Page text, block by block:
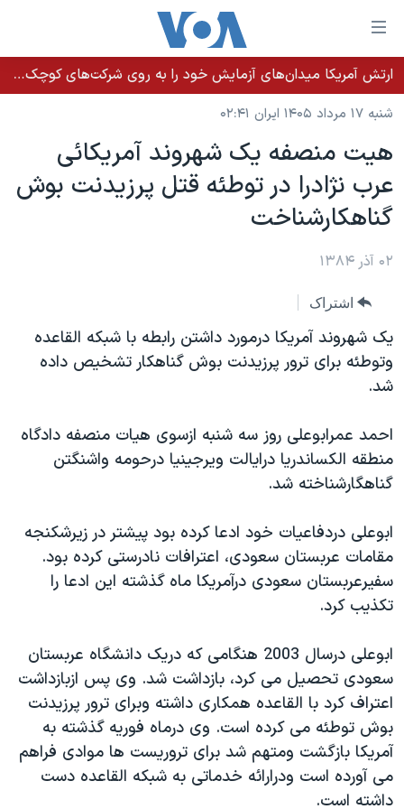
لینکهای
قابل
دسترسی
جهش
محتوای
اصلی
جهش
صفحه
جهش
جستجو
خانه
نسخه سبک وب‌سایت
موضوع ها
ایران
آمریکا
جهان
ویژه برنامه‌ها
ویدیوها
حقوق شهروندی
اقتصادی
اسرائیل در جنگ
گالری عکس
آرشیو پخش زنده
برنامه های تلویزیونی
جدول برنامه ها
صفحه‌های ویژه
۲۵۰سالگی آمریکا
بایگانی برنامه‌های تلویزیونی
انتخابات ریاست جمهوری آمریکا ۲۰۲۴
حمله جمهوری اسلامی به اسرائیل
ورزش زنان در ایران
اعتراضات زن، زندگی، آزادی
مجموعه مستندهای دادخواهی
تریبونال مردمی آبان ۹۸
دادگاه حمید نوری
چهل سال گروگان‌گیری
قانون شفافیت دارائی کادر رهبری ایران
اعتراضات مردمی آبان ۹۸
فرکانس‌های صدای آمریکا
پخش رادیویی
یادگیری زبان انگلیسی
زبانهای مختلف
ارتش آمریکا میدان‌های آزمایش خود را به روی شرکت‌های کوچک می‌گشاید تا تسلیحات سریع‌تر به میدان نبرد برسد
شنبه ۱۷ مرداد ۱۴۰۵ ایران ۰۲:۴۱
هيت منصفه يک شهروند آمريکائی
عرب نژادرا در توطئه قتل پرزيدنت بوش
گناهکارشناخت
۰۲ آذر ۱۳۸۴
اشتراک
يک شهروند آمريکا درمورد داشتن رابطه با شبکه القاعده
وتوطئه برای ترور پرزيدنت بوش گناهکار تشخيص داده
شد.
احمد عمرابوعلی روز سه شنبه ازسوی هيات منصفه دادگاه
منطقه الکساندريا درايالت ويرجينيا درحومه واشنگتن
گناهگارشناخته شد.
ابوعلی دردفاعيات خود ادعا کرده بود پيشتر در زيرشکنجه
مقامات عربستان سعودی، اعترافات نادرستی کرده بود.
سفيرعربستان سعودی درآمريکا ماه گذشته اين ادعا را
تکذيب کرد.
ابوعلی درسال 2003 هنگامی که دريک دانشگاه عربستان
سعودی تحصيل می کرد، بازداشت شد. وی پس ازبازداشت
اعتراف کرد با القاعده همکاری داشته وبرای ترور پرزيدنت
بوش توطئه می کرده است. وی درماه فوريه گذشته به
آمريکا بازگشت ومتهم شد برای تروريست ها موادی فراهم
می آورده است ودرارائه خدماتی به شبکه القاعده دست
داشته است.